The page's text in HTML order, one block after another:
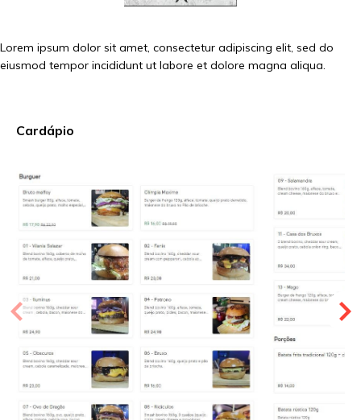
Lorem ipsum dolor sit amet, consectetur adipiscing elit, sed do
eiusmod tempor incididunt ut labore et dolore magna aliqua.
Cardápio